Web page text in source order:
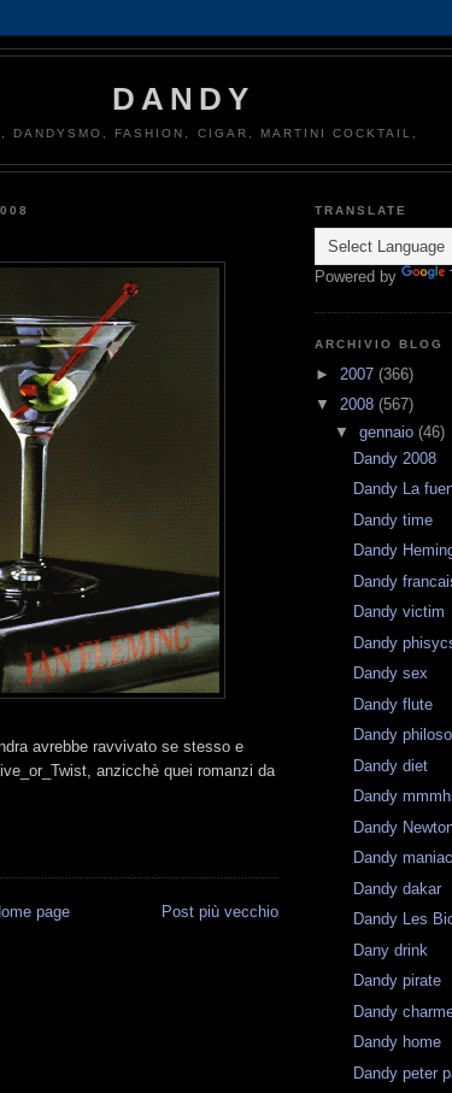
DANDY
DANDYSMO, FASHION, CIGAR, MARTINI COCKTAIL,
avrebbe ravvivato se stesso e
anzicchè quei romanzi da
Post più vecchio
page
TRANSLATE
Powered by
ARCHIVIO BLOG
► 2007 (366)
▼ 2008 (567)
▼ gennaio (46)
Dandy 2008
Dandy La
Dandy time
Dandy
Dandy
Dandy victim
Dandy
Dandy sex
Dandy flute
Dandy
Dandy diet
Dandy
Dandy
Dandy maniac
Dandy dakar
Dandy Les
Dany drink
Dandy pirate
Dandy
Dandy home
Dandy peter